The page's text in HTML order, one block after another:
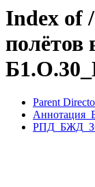
Index of
полётов
Parent